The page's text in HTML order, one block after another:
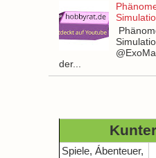
der...
Spiele, Ábenteuer,